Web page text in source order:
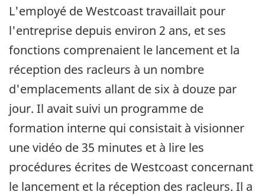
L'employé de Westcoast travaillait pour
l'entreprise depuis environ 2 ans, et ses
fonctions comprenaient le lancement et la
réception des racleurs à un nombre
d'emplacements allant de six à douze par
jour. Il avait suivi un programme de
formation interne qui consistait à visionner
une vidéo de 35 minutes et à lire les
procédures écrites de Westcoast concernant
le lancement et la réception des racleurs. Il a